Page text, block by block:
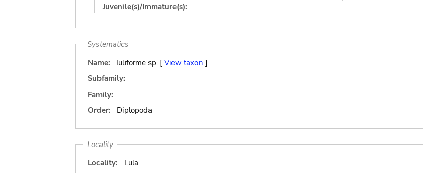
Juvenile(s)/Immature(s):
Systematics
Name:
Iuliforme sp. [ View taxon ]
Subfamily:
Family:
Order:
Diplopoda
Locality
Locality:
Lula